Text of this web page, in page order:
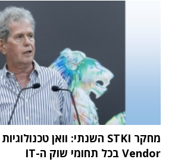
Vendor בכל תחומי שוק ה-IT